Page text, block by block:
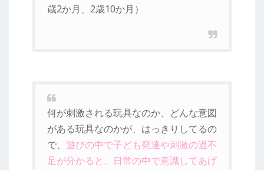
歳2か月、2歳10か月）
何が刺激される玩具なのか、どんな意図
がある玩具なのかが、はっきりしてるの
で、 遊びの中で子ども発達や刺激の過不
足が分かると、日常の中で意識してあげ